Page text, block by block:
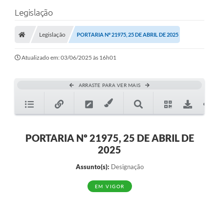
Legislação
Legislação PORTARIA Nº 21975, 25 DE ABRIL DE 2025
Atualizado em: 03/06/2025 às 16h01
ARRASTE PARA VER MAIS
PORTARIA Nº 21975, 25 DE ABRIL DE
2025
Assunto(s): Designação
EM VIGOR